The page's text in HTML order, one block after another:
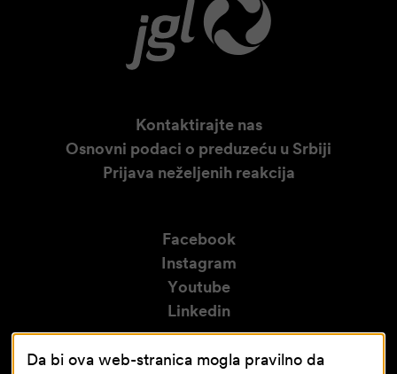
Kontaktirajte nas
Osnovni podaci o preduzeću u Srbiji
Prijava neželjenih reakcija
Facebook
Instagram
Youtube
Linkedin
Da bi ova web-stranica mogla pravilno da